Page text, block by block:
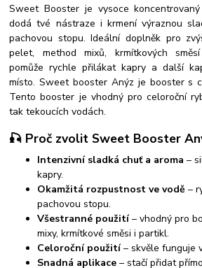
Sweet Booster je vysoce
dodá tvé nástraze i krmení výraznou
pachovou stopu. Ideální doplněk pro
pelet, method mixů, krmítkových
pomůže rychle přilákat kapry a další
místo.Sweet booster Anýz je booster s
Tento booster je vhodný pro celoroční
tak tekoucích vodách.
🎣 Proč zvolit Sweet Booster
Intenzivní sladká chuť a aroma –
kapry.
Okamžitá rozpustnost ve vodě –
pachovou stopu.
Všestranné použití– vhodný pro
mixy, krmítkové směsi i partikl.
Celoroční použití– skvěle funguje
Snadná aplikace – stačí přidat